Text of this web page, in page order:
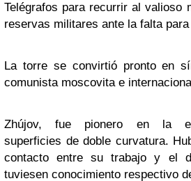
Telégrafos para recurrir al valioso
reservas militares ante la falta
La torre se convirtió pronto en
comunista moscovita e
Zhújov, fue pionero en la
superficies de doble curvatura.
contacto entre su trabajo y el
tuviesen conocimiento respectivo